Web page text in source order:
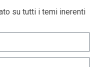
su tutti i temi inerenti